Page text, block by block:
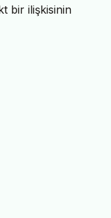
bir ilişkisinin